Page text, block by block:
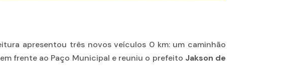
apresentou três novos veículos 0 km: um caminhão
frente ao Paço Municipal e reuniu o prefeito Jakson de